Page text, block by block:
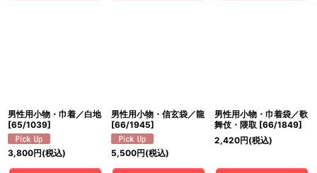
男性用小物・巾着／白地
[65/1039]
3,800円(税込)
男性用小物・信玄袋／龍
[66/1945]
5,500円(税込)
男性用小物・巾着袋／歌
舞伎・隈取 [66/1849]
2,420円(税込)